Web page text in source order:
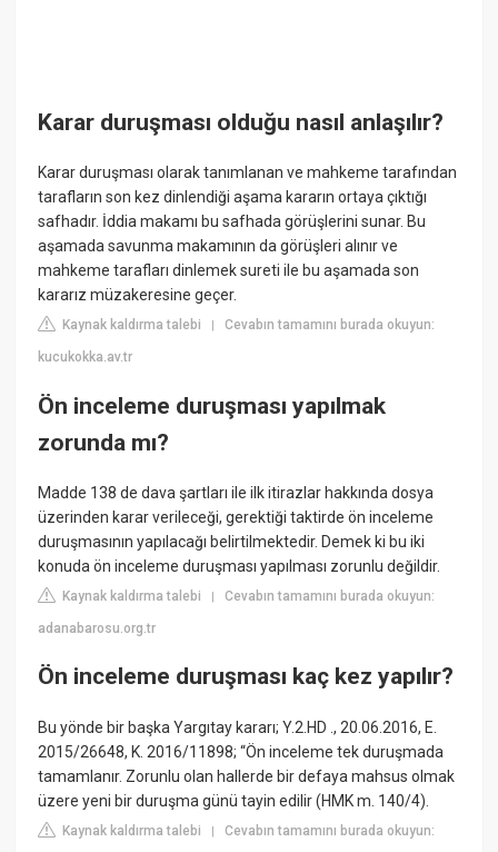
Karar duruşması olduğu nasıl anlaşılır?
Karar duruşması olarak tanımlanan ve mahkeme tarafından
tarafların son kez dinlendiği aşama kararın ortaya çıktığı
safhadır. İddia makamı bu safhada görüşlerini sunar. Bu
aşamada savunma makamının da görüşleri alınır ve
mahkeme tarafları dinlemek sureti ile bu aşamada son
kararız müzakeresine geçer.
Kaynak kaldırma talebi |Cevabın tamamını burada okuyun:
kucukokka.av.tr
Ön inceleme duruşması yapılmak
zorunda mı?
Madde 138 de dava şartları ile ilk itirazlar hakkında dosya
üzerinden karar verileceği, gerektiği taktirde ön inceleme
duruşmasının yapılacağı belirtilmektedir. Demek ki bu iki
konuda ön inceleme duruşması yapılması zorunlu değildir.
Kaynak kaldırma talebi |Cevabın tamamını burada okuyun:
adanabarosu.org.tr
Ön inceleme duruşması kaç kez yapılır?
Bu yönde bir başka Yargıtay kararı; Y.2.HD ., 20.06.2016, E.
2015/26648, K. 2016/11898; “Ön inceleme tek duruşmada
tamamlanır. Zorunlu olan hallerde bir defaya mahsus olmak
üzere yeni bir duruşma günü tayin edilir (HMK m. 140/4).
Kaynak kaldırma talebi |Cevabın tamamını burada okuyun: